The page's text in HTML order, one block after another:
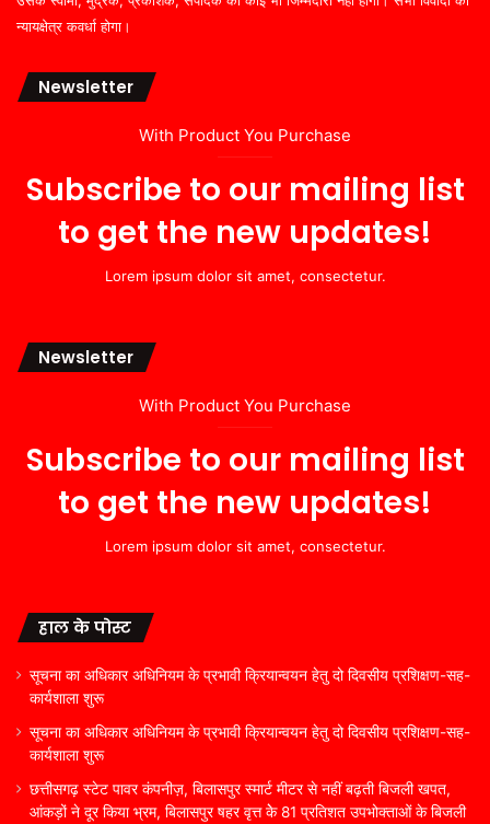
न्यायक्षेत्र कवर्धा होगा।
Newsletter
With Product You Purchase
Subscribe to our mailing list
to get the new updates!
Lorem ipsum dolor sit amet, consectetur.
Newsletter
With Product You Purchase
Subscribe to our mailing list
to get the new updates!
Lorem ipsum dolor sit amet, consectetur.
हाल के पोस्ट
सूचना का अधिकार अधिनियम के प्रभावी क्रियान्वयन हेतु दो दिवसीय प्रशिक्षण-सह-
कार्यशाला शुरू
सूचना का अधिकार अधिनियम के प्रभावी क्रियान्वयन हेतु दो दिवसीय प्रशिक्षण-सह-
कार्यशाला शुरू
छत्तीसगढ़ स्टेट पावर कंपनीज़, बिलासपुर स्मार्ट मीटर से नहीं बढ़ती बिजली खपत,
आंकड़ों ने दूर किया भ्रम, बिलासपुर षहर वृत्त केे 81 प्रतिशत उपभोक्ताओं के बिजली